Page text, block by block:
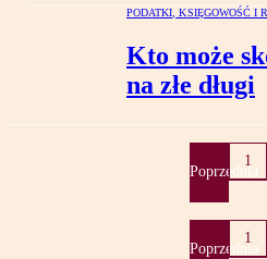
PODATKI, KSIĘGOWOŚĆ I
Kto może
na złe długi
Poprzednia
1
Poprzednia
1